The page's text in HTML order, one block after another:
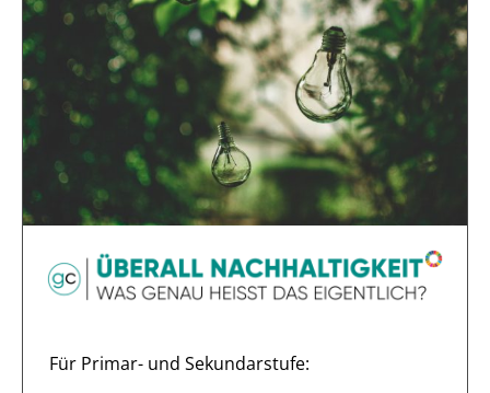
Für Primar- und Sekundarstufe: